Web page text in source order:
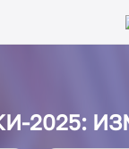
2025: